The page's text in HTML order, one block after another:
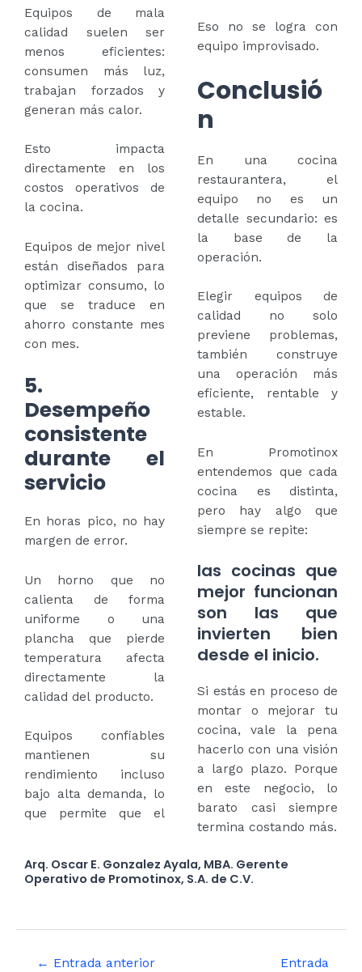
Equipos de mala
calidad suelen ser
menos eficientes:
consumen más luz,
trabajan forzados y
generan más calor.
Esto impacta
directamente en los
costos operativos de
la cocina.
Equipos de mejor nivel
están diseñados para
optimizar consumo, lo
que se traduce en
ahorro constante mes
con mes.
5.
Desempeño
consistente
durante el
servicio
En horas pico, no hay
margen de error.
Un horno que no
calienta de forma
uniforme o una
plancha que pierde
temperatura afecta
directamente la
calidad del producto.
Equipos confiables
mantienen su
rendimiento incluso
bajo alta demanda, lo
que permite que el
Eso no se logra con
equipo improvisado.
Conclusió
n
En una cocina
restaurantera, el
equipo no es un
detalle secundario: es
la base de la
operación.
Elegir equipos de
calidad no solo
previene problemas,
también construye
una operación más
eficiente, rentable y
estable.
En Promotinox
entendemos que cada
cocina es distinta,
pero hay algo que
siempre se repite:
las cocinas que
mejor funcionan
son las que
invierten bien
desde el inicio.
Si estás en proceso de
montar o mejorar tu
cocina, vale la pena
hacerlo con una visión
a largo plazo. Porque
en este negocio, lo
barato casi siempre
termina costando más.
Arq. Oscar E. Gonzalez Ayala, MBA. Gerente
Operativo de Promotinox, S.A. de C.V.
← Entrada anterior
Entrada